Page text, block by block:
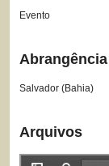
Evento
Abrangência
Salvador (Bahia)
Arquivos